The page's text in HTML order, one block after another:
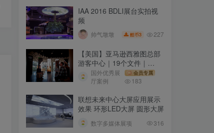
IAA 2016 BDLI展台实拍视
频
帅气墩墩 酷币3 227
【美国】亚马逊西雅图总部
游客中心｜19个文件｜
JPG+MP4｜48.7M
国外优秀展
厅案例
会员专属
183
联想未来中心大屏应用展示
效果 环形LED大屏 圆形大屏
数字多媒体展项 316